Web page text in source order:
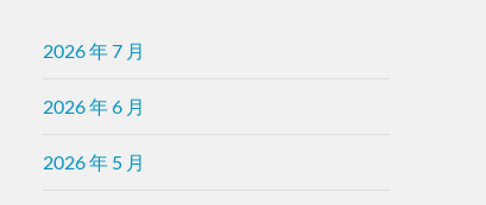
2026 年 7 月
2026 年 6 月
2026 年 5 月